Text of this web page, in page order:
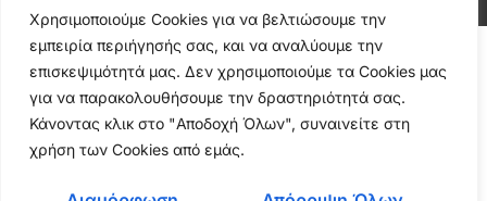
Χρησιμοποιούμε Cookies για να βελτιώσουμε την
εμπειρία περιήγησής σας, και να αναλύουμε την
επισκεψιμότητά μας. Δεν χρησιμοποιούμε τα Cookies μας
για να παρακολουθήσουμε την δραστηριότητά σας.
Κάνοντας κλικ στο "Αποδοχή Όλων", συναινείτε στη
χρήση των Cookies από εμάς.